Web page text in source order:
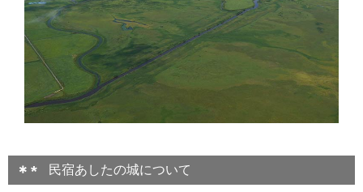
民宿あしたの城について